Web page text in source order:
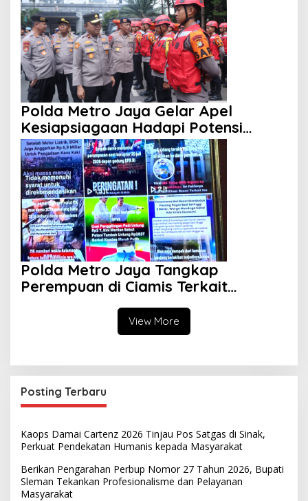
Polda Metro Jaya Gelar Apel
Kesiapsiagaan Hadapi Potensi
Bencana
Polda Metro Jaya Tangkap
Perempuan di Ciamis Terkait
Dugaan Penyebaran Hoaks Ajakan
Demonstrasi Jelang 17 Agustus
View More
Posting Terbaru
Kaops Damai Cartenz 2026 Tinjau Pos Satgas di Sinak,
Perkuat Pendekatan Humanis kepada Masyarakat
Berikan Pengarahan Perbup Nomor 27 Tahun 2026, Bupati
Sleman Tekankan Profesionalisme dan Pelayanan
Masyarakat